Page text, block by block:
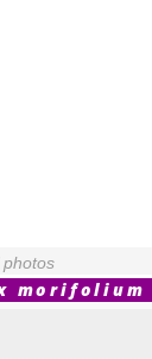
photos
morifolium